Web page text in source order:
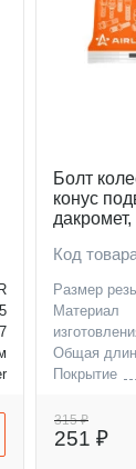
Болт
конус
Код
Размер
Материал
Общая
Покрытие
renault
lada
315 ₽
251 ₽